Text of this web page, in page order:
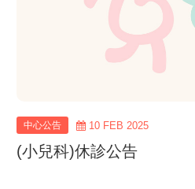
中心公告 10 FEB 2025
(小兒科)休診公告